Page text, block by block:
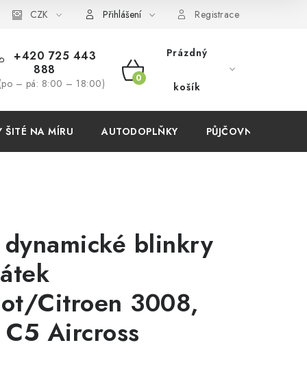
podmínky
CZK Přihlášení Registrace
+420 725 443
888
– pá: 8:00 – 18:00)
NÁKUPNÍ
Prázdný
košík
ŠITÉ NA MÍRU AUTODOPLŇKY PŮJČOVNA
blinkry
Citroen 3008,
Aircross